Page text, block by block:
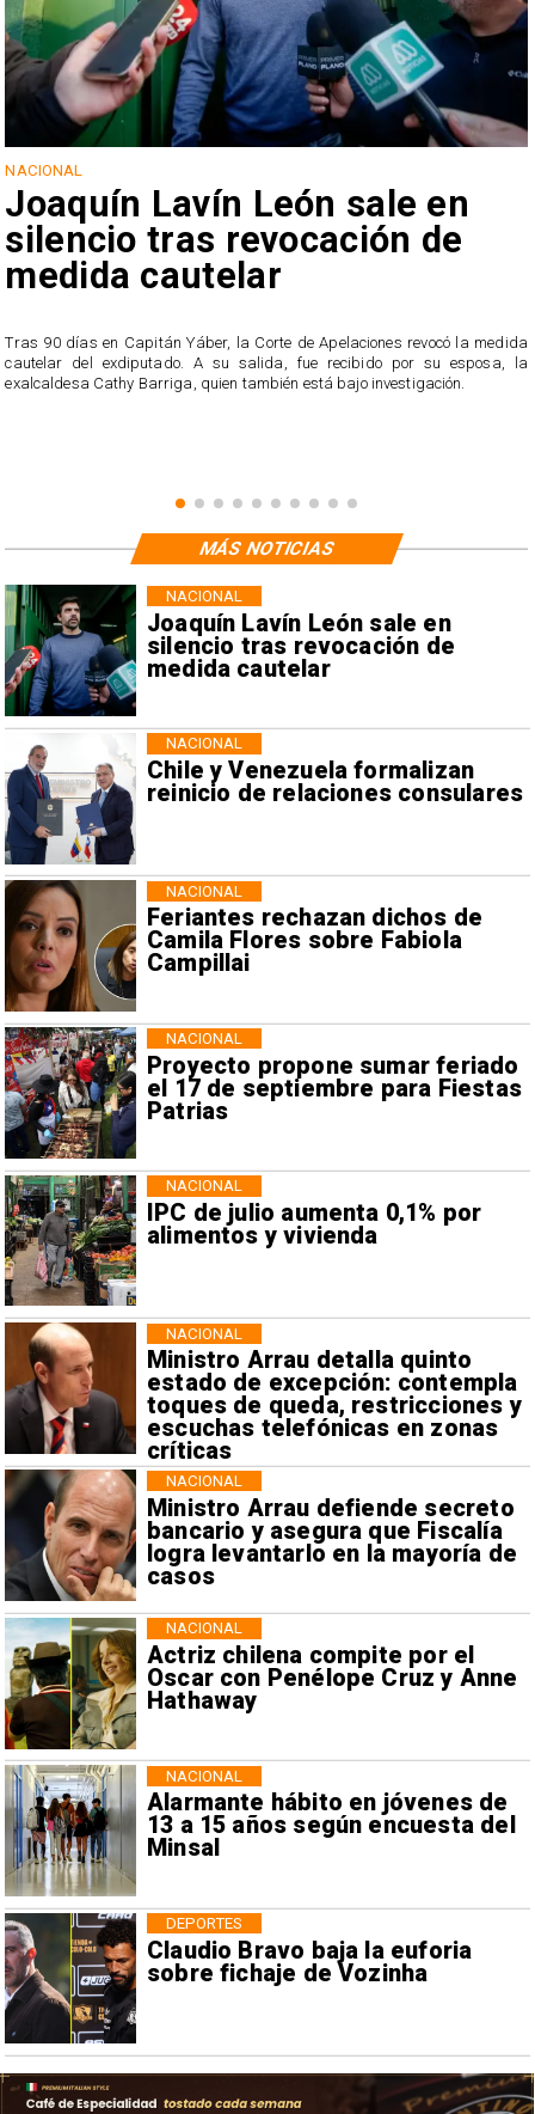
NACIONAL
Joaquín Lavín León sale en
silencio tras revocación de
medida cautelar
Tras 90 días en Capitán Yáber, la Corte de Apelaciones revocó la medida
cautelar del exdiputado. A su salida, fue recibido por su esposa, la
exalcaldesa Cathy Barriga, quien también está bajo investigación.
Joaquín Lavín León sale en
silencio tras revocación de
medida cautelar
NACIONAL
Chile y Venezuela formalizan
reinicio de relaciones consulares
NACIONAL
Feriantes rechazan dichos de
Camila Flores sobre Fabiola
Campillai
NACIONAL
Proyecto propone sumar feriado
el 17 de septiembre para Fiestas
Patrias
NACIONAL
IPC de julio aumenta 0,1% por
alimentos y vivienda
NACIONAL
Ministro Arrau detalla quinto
estado de excepción: contempla
toques de queda, restricciones y
escuchas telefónicas en zonas
críticas
NACIONAL
Ministro Arrau defiende secreto
bancario y asegura que Fiscalía
logra levantarlo en la mayoría de
casos
NACIONAL
Actriz chilena compite por el
Oscar con Penélope Cruz y Anne
Hathaway
NACIONAL
Alarmante hábito en jóvenes de
13 a 15 años según encuesta del
Minsal
NACIONAL
Claudio Bravo baja la euforia
sobre fichaje de Vozinha
DEPORTES
MÁS NOTICIAS